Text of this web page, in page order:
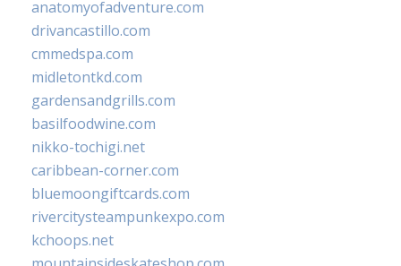
anatomyofadventure.com
drivancastillo.com
cmmedspa.com
midletontkd.com
gardensandgrills.com
basilfoodwine.com
nikko-tochigi.net
caribbean-corner.com
bluemoongiftcards.com
rivercitysteampunkexpo.com
kchoops.net